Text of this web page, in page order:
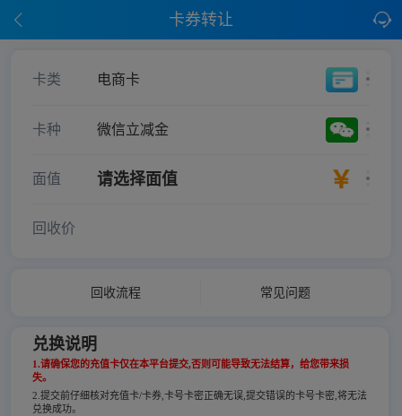
卡券转让
卡类 电商卡
卡种 微信立减金
面值 请选择面值
回收价
回收流程 常见问题
兑换说明
1.请确保您的充值卡仅在本平台提交,否则可能导致无法结算，给您带来损
失。
2.提交前仔细核对充值卡/卡券,卡号卡密正确无误,提交错误的卡号卡密,将无法
兑换成功。